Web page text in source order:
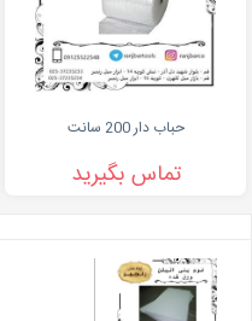
حباب دار 200 سانت
تماس بگیرید